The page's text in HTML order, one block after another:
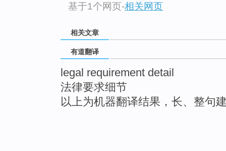
基于1个网页-相关网页
相关文章
有道翻译
legal requirement detail
法律要求细节
以上为机器翻译结果，长、整句